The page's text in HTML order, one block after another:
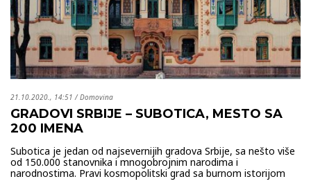
21.10.2020., 14:51 /Domovina
GRADOVI SRBIJE – SUBOTICA, MESTO SA
200 IMENA
Subotica je jedan od najsevernijih gradova Srbije, sa nešto više
od 150.000 stanovnika i mnogobrojnim narodima i
narodnostima. Pravi kosmopolitski grad sa burnom istorijom